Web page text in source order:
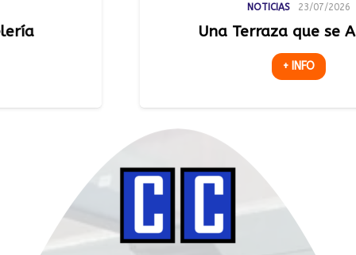
23/07/2026
Una Terraza que se Adapta